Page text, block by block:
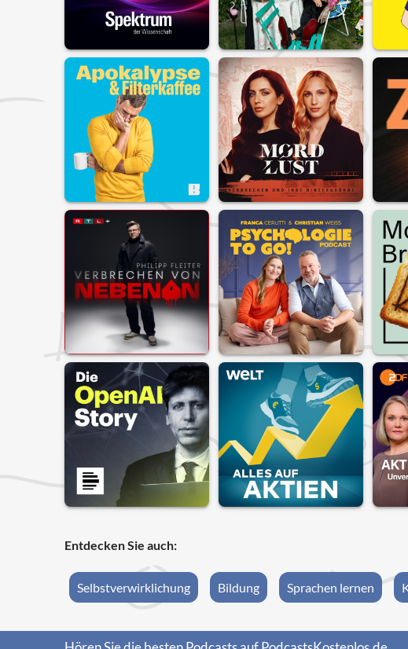
Entdecken Sie auch:
Selbstverwirklichung Bildung Sprachen lernen